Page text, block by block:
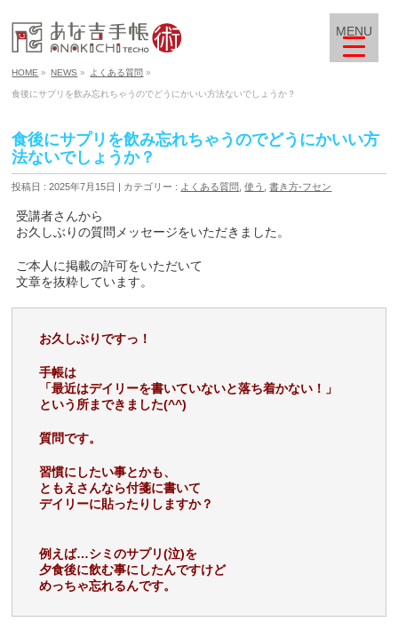
HOME » NEWS » よくある質問 »
食後にサプリを飲み忘れちゃうのでどうにかいい方法ないでしょうか？
食後にサプリを飲み忘れちゃうのでどうにかいい方
法ないでしょうか？
投稿日 : 2025年7月15日 カテゴリー : よくある質問 ,使う ,書き方-フセン
受講者さんから
お久しぶりの質問メッセージをいただきました。
ご本人に掲載の許可をいただいて
文章を抜粋しています。
お久しぶりですっ！
手帳は
「最近はデイリーを書いていないと落ち着かない！」
という所まできました(^^)
質問です。
習慣にしたい事とかも、
ともえさんなら付箋に書いて
デイリーに貼ったりしますか？
例えば…シミのサプリ(泣)を
夕食後に飲む事にしたんですけど
めっちゃ忘れるんです。
MENU